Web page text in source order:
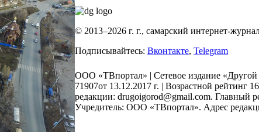
© 2013–2026 г. г., самарский интернет-
Подписывайтесь: Вконтакте, Telegram
ООО «ТВпортал» | Сетевое издание
71907от 13.12.2017 г. | Возрастной рейтинг
редакции: drugoigorod@gmail.com. Главный
Учредитель: ООО «ТВпортал». Адрес